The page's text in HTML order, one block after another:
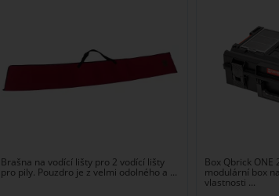
Brašna na vodící lišty pro 2 vodící lišty
pro pily. Pouzdro je z velmi odolného a ...
Box Qbrick
modulární box
vlastnosti ...